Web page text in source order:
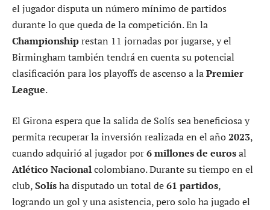
el jugador disputa un número mínimo de partidos
durante lo que queda de la competición. En la
Championshiprestan 11 jornadas por jugarse, y el
Birmingham también tendrá en cuenta su potencial
clasificación para los playoffs de ascenso a laPremier
League.
El Girona espera que la salida de Solís sea beneficiosa y
permita recuperar la inversión realizada en el año2023,
cuando adquirió al jugador por6 millones de eurosal
Atlético Nacionalcolombiano. Durante su tiempo en el
club,Solísha disputado un total de61 partidos,
logrando un gol y una asistencia, pero solo ha jugado el